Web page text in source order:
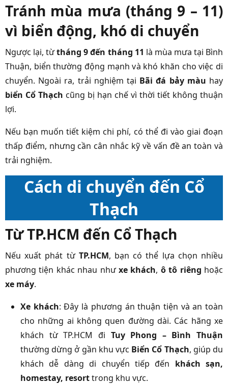
Tránh mùa mưa (tháng 9 – 11)
vì biển động, khó di chuyển
Ngược lại, từtháng 9 đến tháng 11 là mùa mưa tại Bình
Thuận, biển thường động mạnh và khó khăn cho việc di
chuyển. Ngoài ra, trải nghiệm tại Bãi đá bảy màu hay
biển Cổ Thạch cũng bị hạn chế vì thời tiết không thuận
lợi.
Nếu bạn muốn tiết kiệm chi phí, có thể đi vào giai đoạn
thấp điểm, nhưng cần cân nhắc kỹ về vấn đề an toàn và
trải nghiệm.
Cách di chuyển đến Cổ
Thạch
Từ TP.HCM đến Cổ Thạch
Nếu xuất phát từ TP.HCM, bạn có thể lựa chọn nhiều
phương tiện khác nhau nhưxe khách, ô tô riêng hoặc
xe máy.
Xe khách: Đây là phương án thuận tiện và an toàn
cho những ai không quen đường dài. Các hãng xe
khách từ TP.HCM đi Tuy Phong – Bình Thuận
thường dừng ở gần khu vực Biển Cổ Thạch, giúp du
khách dễ dàng di chuyển tiếp đến khách sạn,
homestay, resorttrong khu vực.